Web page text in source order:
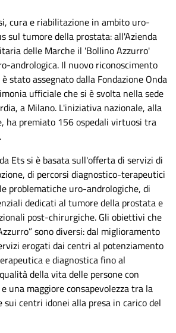
cura e riabilitazione in ambito uro-
sul tumore della prostata: all'Azienda
delle Marche il 'Bollino Azzurro'
andrologica. Il nuovo riconoscimento
stato assegnato dalla Fondazione Onda
ufficiale che si è svolta nella sede
a Milano. L'iniziativa nazionale, alla
ha premiato 156 ospedali virtuosi tra
Ets si è basata sull'offerta di servizi di
di percorsi diagnostico-terapeutici
problematiche uro-andrologiche, di
dedicati al tumore della prostata e
post-chirurgiche. Gli obiettivi che
sono diversi: dal miglioramento
erogati dai centri al potenziamento
e diagnostica fino al
della vita delle persone con
una maggiore consapevolezza tra la
sui centri idonei alla presa in carico del